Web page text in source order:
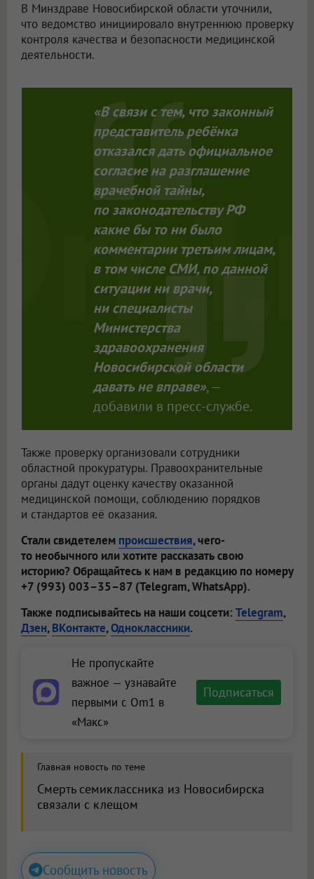
В Минздраве Новосибирской области уточнили,
что ведомство инициировало внутреннюю проверку
контроля качества и безопасности медицинской
деятельности.
«В связи с тем, что законный
представитель ребёнка
отказался дать официальное
согласие на разглашение
врачебной тайны,
по законодательству РФ
какие бы то ни было
комментарии третьим лицам,
в том числе СМИ, по данной
ситуации ни врачи,
ни специалисты
Министерства
здравоохранения
Новосибирской области
давать не вправе», —
добавили в пресс-службе.
Также проверку организовали сотрудники
областной прокуратуры. Правоохранительные
органы дадут оценку качеству оказанной
медицинской помощи, соблюдению порядков
и стандартов её оказания.
Стали свидетелем происшествия, чего-
то необычного или хотите рассказать свою
историю? Обращайтесь к нам в редакцию по номеру
+7 (993) 003–35–87 (Telegram, WhatsApp).
Также подписывайтесь на наши соцсети: Telegram,
Дзен,ВКонтакте,Одноклассники.
Не пропускайте
важное — узнавайте
первыми с Om1 в
«Макс»
Подписаться
Главная новость по теме
Смерть семиклассника из Новосибирска
связали с клещом
Сообщить новость